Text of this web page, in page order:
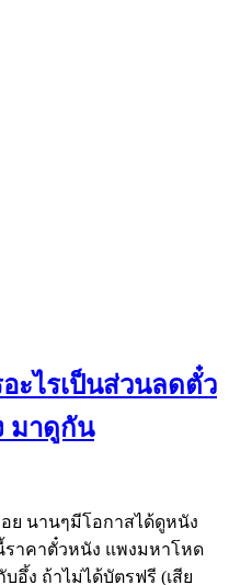
ะไรเป็นส่วนลดตั๋ว
มาดูกัน
ย นานๆมีโอกาสได้ดูหนัง
ราคาตั๋วหนัง แพงมหาโหด
บอึ้ง ถ้าไม่ได้บัตรฟรี (เสีย